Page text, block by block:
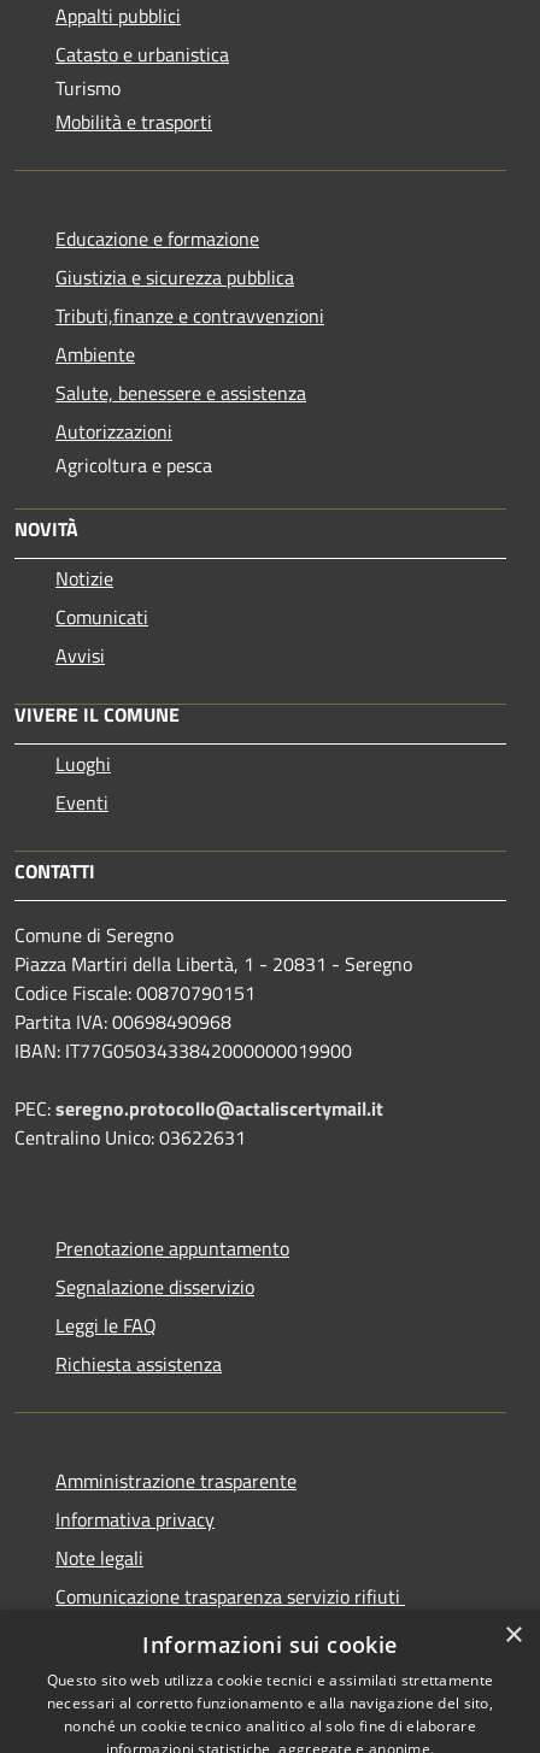
Appalti pubblici
Catasto e urbanistica
Turismo
Mobilità e trasporti
Educazione e formazione
Giustizia e sicurezza pubblica
Tributi,finanze e contravvenzioni
Ambiente
Salute, benessere e assistenza
Autorizzazioni
Agricoltura e pesca
NOVITÀ
Notizie
Comunicati
Avvisi
VIVERE IL COMUNE
Luoghi
Eventi
CONTATTI
Comune di Seregno
Piazza Martiri della Libertà, 1 - 20831 - Seregno
Codice Fiscale: 00870790151
Partita IVA: 00698490968
IBAN: IT77G0503433842000000019900
PEC:seregno.protocollo@actaliscertymail.it
Centralino Unico: 03622631
Prenotazione appuntamento
Segnalazione disservizio
Leggi le FAQ
Richiesta assistenza
Amministrazione trasparente
Informativa privacy
Note legali
Comunicazione trasparenza servizio rifiuti
Dichiarazione di accessibilità
×
Informazioni sui cookie
Questo sito web utilizza cookie tecnici e assimilati strettamente
necessari al corretto funzionamento e alla navigazione del sito,
nonché un cookie tecnico analitico al solo fine di elaborare
informazioni statistiche, aggregate e anonime.